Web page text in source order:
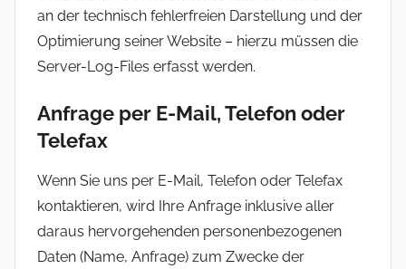
an der technisch fehlerfreien Darstellung und der
Optimierung seiner Website – hierzu müssen die
Server-Log-Files erfasst werden.
Anfrage per E-Mail, Telefon oder
Telefax
Wenn Sie uns per E-Mail, Telefon oder Telefax
kontaktieren, wird Ihre Anfrage inklusive aller
daraus hervorgehenden personenbezogenen
Daten (Name, Anfrage) zum Zwecke der